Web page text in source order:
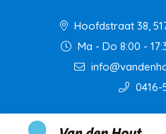
Hoofdstraat 38,
Ma - Do 8:00 -
0416-